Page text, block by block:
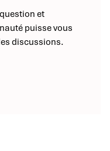
et
puisse vous
discussions.